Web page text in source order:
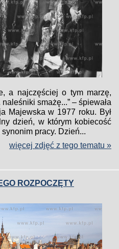
a najczęściej o tym marzę,
smażę...” – śpiewała
Majewska w 1977 roku. Był
dzień, w którym kobiecość
pracy. Dzień...
więcej zdjęć z tego tematu »
ROZPOCZĘTY